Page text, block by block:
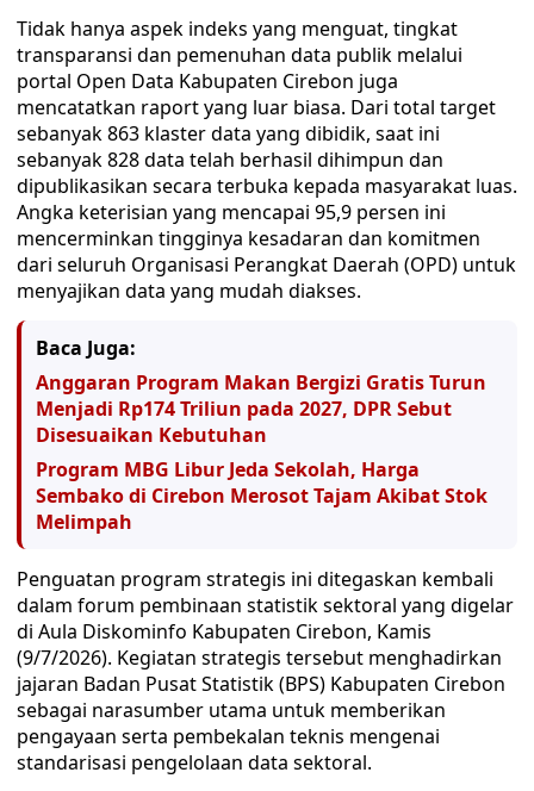
Tidak hanya aspek indeks yang menguat, tingkat
transparansi dan pemenuhan data publik melalui
portal Open Data Kabupaten Cirebon juga
mencatatkan raport yang luar biasa. Dari total target
sebanyak 863 klaster data yang dibidik, saat ini
sebanyak 828 data telah berhasil dihimpun dan
dipublikasikan secara terbuka kepada masyarakat luas.
Angka keterisian yang mencapai 95,9 persen ini
mencerminkan tingginya kesadaran dan komitmen
dari seluruh Organisasi Perangkat Daerah (OPD) untuk
menyajikan data yang mudah diakses.
Baca Juga:
Anggaran Program Makan Bergizi Gratis Turun
Menjadi Rp174 Triliun pada 2027, DPR Sebut
Disesuaikan Kebutuhan
Program MBG Libur Jeda Sekolah, Harga
Sembako di Cirebon Merosot Tajam Akibat Stok
Melimpah
Penguatan program strategis ini ditegaskan kembali
dalam forum pembinaan statistik sektoral yang digelar
di Aula Diskominfo Kabupaten Cirebon, Kamis
(9/7/2026). Kegiatan strategis tersebut menghadirkan
jajaran Badan Pusat Statistik (BPS) Kabupaten Cirebon
sebagai narasumber utama untuk memberikan
pengayaan serta pembekalan teknis mengenai
standarisasi pengelolaan data sektoral.